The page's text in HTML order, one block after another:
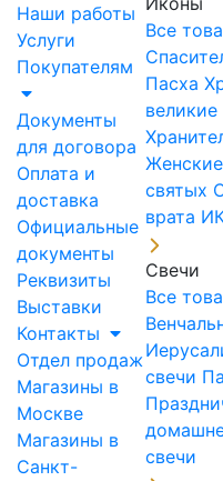
Наши работы
Услуги
Покупателям
Документы
для договора
Оплата и
доставка
Официальные
документы
Реквизиты
Выставки
Контакты
Отдел продаж
Магазины в
Москве
Магазины в
Санкт-
Все
Пасха
святых
врата
Свечи
Все
свечи
свечи